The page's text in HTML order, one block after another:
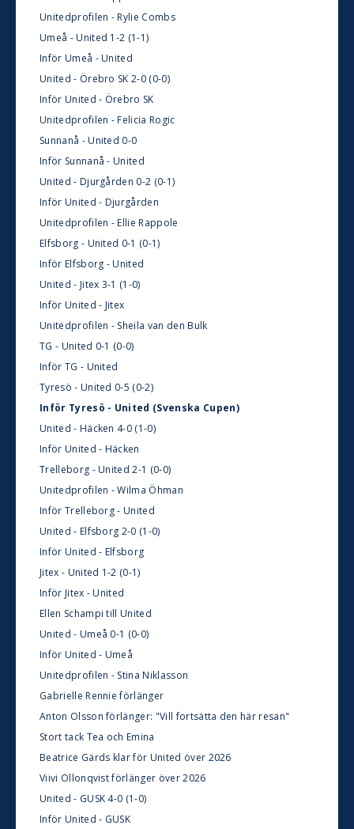
Unitedprofilen - Rylie Combs
Umeå - United 1-2 (1-1)
Inför Umeå - United
United - Örebro SK 2-0 (0-0)
Inför United - Örebro SK
Unitedprofilen - Felicia Rogic
Sunnanå - United 0-0
Inför Sunnanå - United
United - Djurgården 0-2 (0-1)
Inför United - Djurgården
Unitedprofilen - Ellie Rappole
Elfsborg - United 0-1 (0-1)
Inför Elfsborg - United
United - Jitex 3-1 (1-0)
Inför United - Jitex
Unitedprofilen - Sheila van den Bulk
TG - United 0-1 (0-0)
Inför TG - United
Tyresö - United 0-5 (0-2)
Inför Tyresö - United (Svenska Cupen)
United - Häcken 4-0 (1-0)
Inför United - Häcken
Trelleborg - United 2-1 (0-0)
Unitedprofilen - Wilma Öhman
Inför Trelleborg - United
United - Elfsborg 2-0 (1-0)
Inför United - Elfsborg
Jitex - United 1-2 (0-1)
Inför Jitex - United
Ellen Schampi till United
United - Umeå 0-1 (0-0)
Inför United - Umeå
Unitedprofilen - Stina Niklasson
Gabrielle Rennie förlänger
Anton Olsson förlänger: "Vill fortsätta den här resan"
Stort tack Tea och Emina
Beatrice Gärds klar för United över 2026
Viivi Ollonqvist förlänger över 2026
United - GUSK 4-0 (1-0)
Inför United - GUSK